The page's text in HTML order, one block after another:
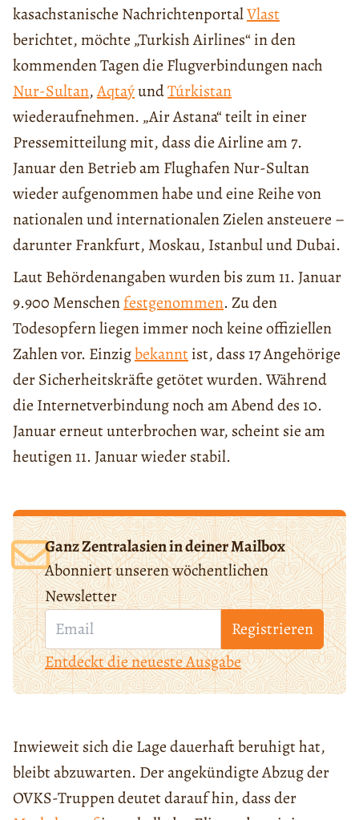
kasachstanische NachrichtenportalVlast
berichtet, möchte „Turkish Airlines“ in den
kommenden Tagen die Flugverbindungen nach
Nur-Sultan,AqtaýundTúrkistan
wiederaufnehmen. „Air Astana“ teilt in einer
Pressemitteilung mit, dass die Airline am 7.
Januar den Betrieb am Flughafen Nur-Sultan
wieder aufgenommen habe und eine Reihe von
nationalen und internationalen Zielen ansteuere –
darunter Frankfurt, Moskau, Istanbul und Dubai.
Laut Behördenangaben wurden bis zum 11. Januar
9.900 Menschenfestgenommen. Zu den
Todesopfern liegen immer noch keine offiziellen
Zahlen vor. Einzigbekanntist, dass 17 Angehörige
der Sicherheitskräfte getötet wurden. Während
die Internetverbindung noch am Abend des 10.
Januar erneut unterbrochen war, scheint sie am
heutigen 11. Januar wieder stabil.
Ganz Zentralasien in deiner Mailbox
Abonniert unseren wöchentlichen
Newsletter
Registrieren
Entdeckt die neueste Ausgabe
Inwieweit sich die Lage dauerhaft beruhigt hat,
bleibt abzuwarten. Der angekündigte Abzug der
OVKS-Truppen deutet darauf hin, dass der